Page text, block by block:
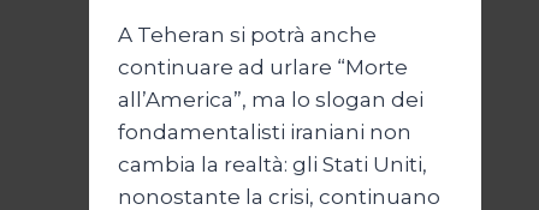
A Teheran si potrà anche
continuare ad urlare “Morte
all’America”, ma lo slogan dei
fondamentalisti iraniani non
cambia la realtà: gli Stati Uniti,
nonostante la crisi, continuano